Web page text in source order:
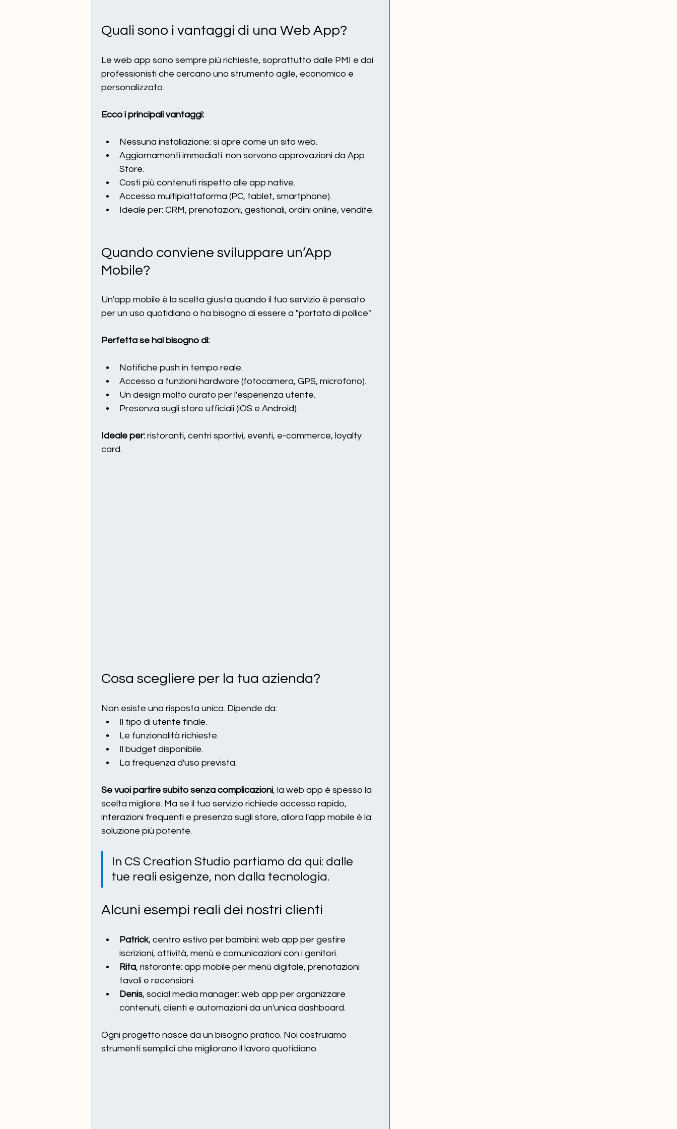
Quali sono i vantaggi di una Web App?
Le web app sono sempre più richieste, soprattutto dalle PMI e dai
professionisti che cercano uno strumento agile, economico e
personalizzato.
Ecco i principali vantaggi:
Nessuna installazione: si apre come un sito web.
Aggiornamenti immediati: non servono approvazioni da App
Store.
Costi più contenuti rispetto alle app native.
Accesso multipiattaforma (PC, tablet, smartphone).
Ideale per: CRM, prenotazioni, gestionali, ordini online, vendite.
Quando conviene sviluppare un’App
Mobile?
Un'app mobile è la scelta giusta quando il tuo servizio è pensato
per un uso quotidiano o ha bisogno di essere a "portata di pollice".
Perfetta se hai bisogno di:
Notifiche push in tempo reale.
Accesso a funzioni hardware (fotocamera, GPS, microfono).
Un design molto curato per l'esperienza utente.
Presenza sugli store ufficiali (iOS e Android).
Ideale per: ristoranti, centri sportivi, eventi, e-commerce, loyalty
card.
Cosa scegliere per la tua azienda?
Non esiste una risposta unica. Dipende da:
Il tipo di utente finale.
Le funzionalità richieste.
Il budget disponibile.
La frequenza d'uso prevista.
Se vuoi partire subito senza complicazioni, la web app è spesso la
scelta migliore. Ma se il tuo servizio richiede accesso rapido,
interazioni frequenti e presenza sugli store, allora l'app mobile è la
soluzione più potente.
In CS Creation Studio partiamo da qui: dalle
tue reali esigenze, non dalla tecnologia.
Alcuni esempi reali dei nostri clienti
Patrick, centro estivo per bambini: web app per gestire
iscrizioni, attività, menù e comunicazioni con i genitori.
Rita, ristorante: app mobile per menù digitale, prenotazioni
tavoli e recensioni.
Denis, social media manager: web app per organizzare
contenuti, clienti e automazioni da un'unica dashboard.
Ogni progetto nasce da un bisogno pratico. Noi costruiamo
strumenti semplici che migliorano il lavoro quotidiano.